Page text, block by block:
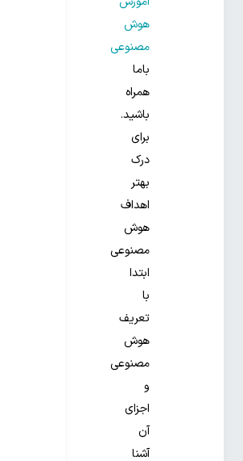
هوش
مصنوعی
باما
همراه
باشید.
برای
درک
بهتر
اهداف
هوش
مصنوعی
ابتدا
با
تعریف
هوش
مصنوعی
و
اجزای
آن
آشنا